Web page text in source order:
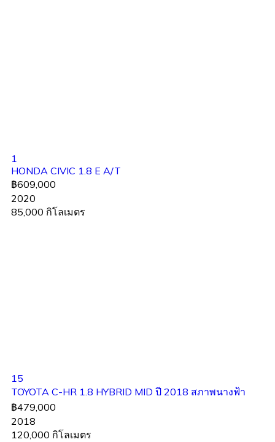
1
HONDA CIVIC 1.8 E A/T
฿609,000
2020
85,000 กิโลเมตร
15
TOYOTA C-HR 1.8 HYBRID MID ปี 2018 สภาพนางฟ้า
฿479,000
2018
120,000 กิโลเมตร